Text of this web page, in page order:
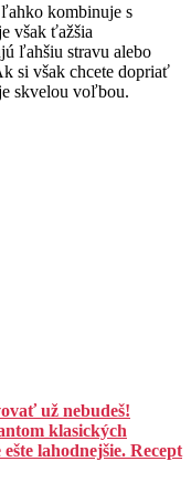
kombinuje s
však ťažšia
ľahšiu stravu alebo
si však chcete dopriať
skvelou voľbou.
už nebudeš!
klasických
lahodnejšie. Recept